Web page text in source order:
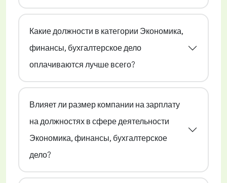
Какие должности в категории Экономика,
финансы, бухгалтерское дело
оплачиваются лучше всего?
Влияет ли размер компании на зарплату
на должностях в сфере деятельности
Экономика, финансы, бухгалтерское
дело?